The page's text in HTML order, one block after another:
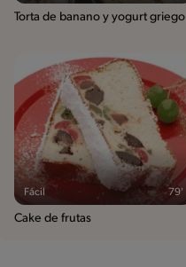
Torta de banano y yogurt griego
Fácil 79'
Cake de frutas